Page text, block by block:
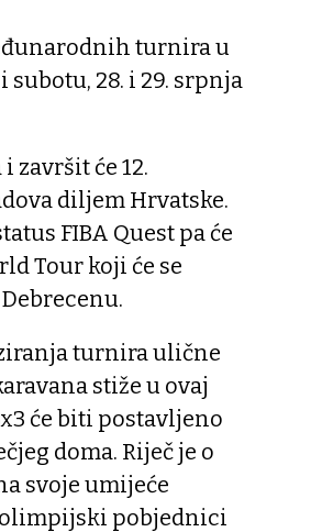
turnira u
subotu, 28. i 29. srpnja
završit će 12.
diljem Hrvatske.
FIBA Quest pa će
Tour koji će se
turnira ulične
stiže u ovaj
će biti postavljeno
doma. Riječ je o
svoje umijeće
pobjednici